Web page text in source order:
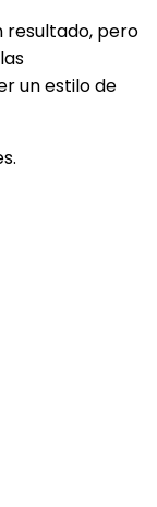
resultado, pero
un estilo de